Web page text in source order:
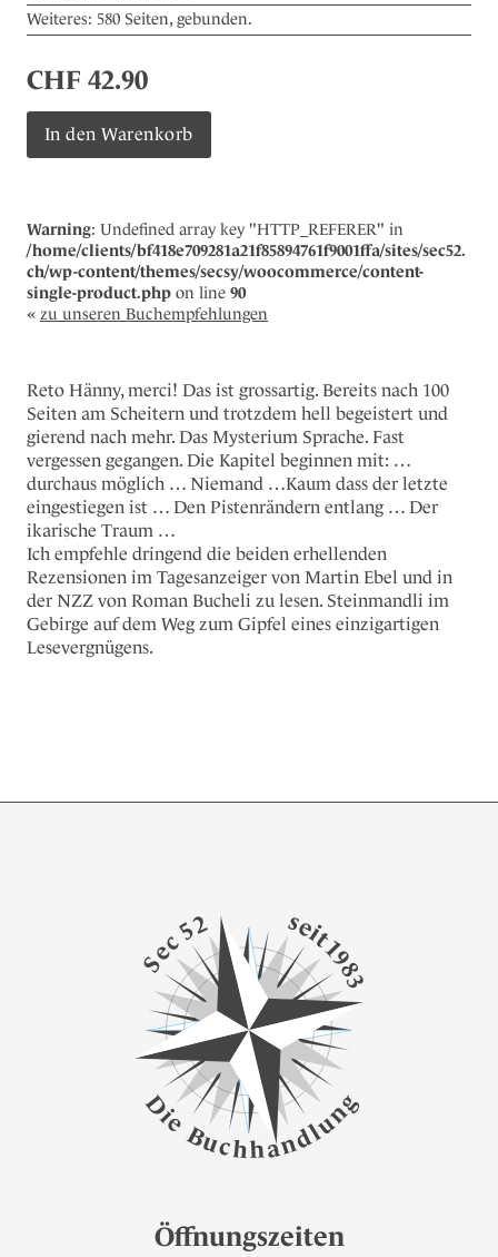
Weiteres: 580 Seiten, gebunden.
CHF 42.90
Menge
In den Warenkorb
Warning: Undefined array key "HTTP_REFERER" in
/home/clients/bf418e709281a21f85894761f9001ffa/sites/sec52.
ch/wp-content/themes/secsy/woocommerce/content-
single-product.php on line 90
« zu unseren Buchempfehlungen
Reto Hänny, merci! Das ist grossartig. Bereits nach 100
Seiten am Scheitern und trotzdem hell begeistert und
gierend nach mehr. Das Mysterium Sprache. Fast
vergessen gegangen. Die Kapitel beginnen mit: …
durchaus möglich … Niemand …Kaum dass der letzte
eingestiegen ist … Den Pistenrändern entlang … Der
ikarische Traum …
Ich empfehle dringend die beiden erhellenden
Rezensionen im Tagesanzeiger von Martin Ebel und in
der NZZ von Roman Bucheli zu lesen. Steinmandli im
Gebirge auf dem Weg zum Gipfel eines einzigartigen
Lesevergnügens.
S
e
c52 sei
t
1
9
8
3
D
i
eBuchhandl
un
g
Öffnungszeiten